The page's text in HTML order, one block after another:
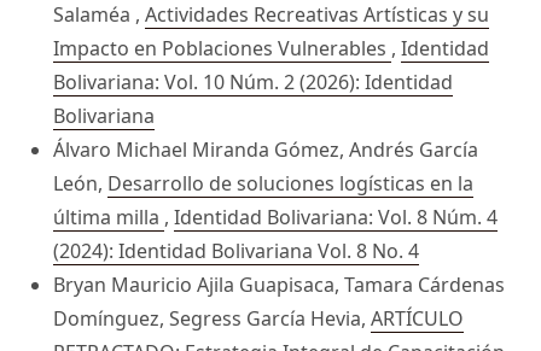
Salaméa , Actividades Recreativas Artísticas y su
Impacto en Poblaciones Vulnerables , Identidad
Bolivariana: Vol. 10 Núm. 2 (2026): Identidad
Bolivariana
Álvaro Michael Miranda Gómez, Andrés García
León, Desarrollo de soluciones logísticas en la
última milla , Identidad Bolivariana: Vol. 8 Núm. 4
(2024): Identidad Bolivariana Vol. 8 No. 4
Bryan Mauricio Ajila Guapisaca, Tamara Cárdenas
Domínguez, Segress García Hevia, ARTÍCULO